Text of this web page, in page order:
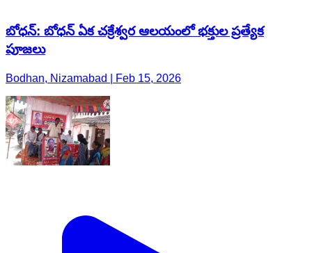
బోధన్: బోధన్ ఏక చక్రేశ్వర ఆలయంలో భక్తుల ప్రత్యేక
పూజలు
Bodhan, Nizamabad | Feb 15, 2026